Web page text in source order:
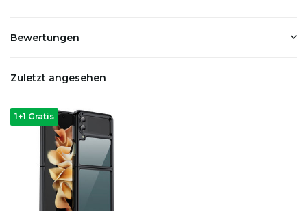
Bewertungen
Zuletzt angesehen
1+1 Gratis